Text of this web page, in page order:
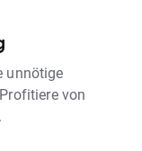
unnötige
von